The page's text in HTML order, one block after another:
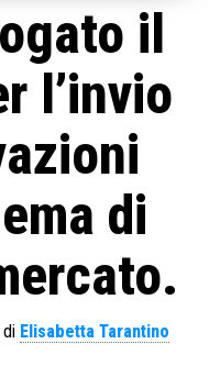
il
l’invio
di
Elisabetta Tarantino